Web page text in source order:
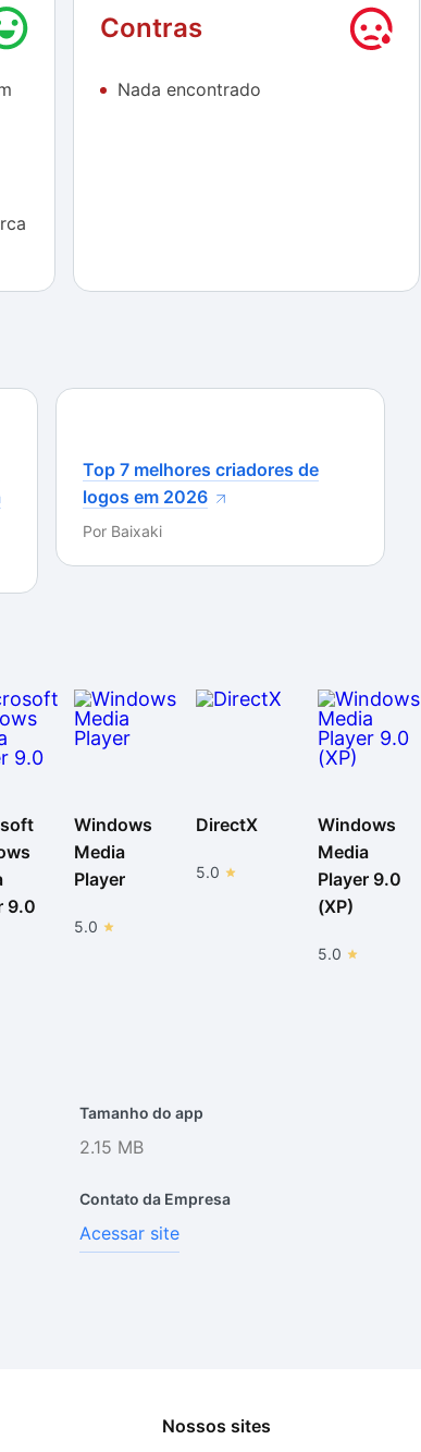
de um guia, sendo simplesmente impossível
smartphone.
provavelmente só vai usar uma vez na vida, a
Blue, Cobalt, Crimson, Emerald, Indigo,
o programa permite que você use um
do firmware de seu celular, além de exportar os
10 Technical Preview em seu aparelho
através de poucos cliques de mouse.
Contras
Nada encontrado
Top 7 melhores criadores de
logos em 2026
Por Baixaki
9.0
Windows
Media
Player
5.0
DirectX
5.0
Windows
Media
Player 9.0
(XP)
5.0
Tamanho do app
2.15 MB
Contato da Empresa
Acessar site
Nossos sites